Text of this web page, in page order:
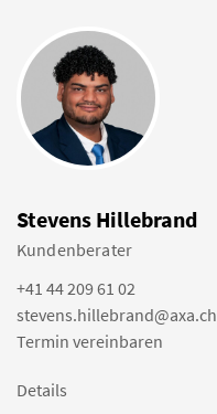
Stevens Hillebrand
Kundenberater
+41 44 209 61 02
stevens.hillebrand@axa.ch
Termin vereinbaren
Details